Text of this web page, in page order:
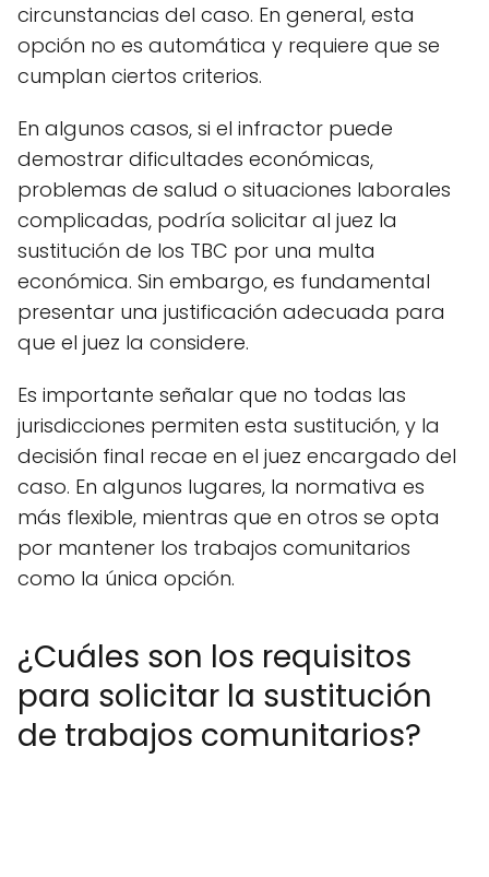
circunstancias del caso. En general, esta
opción no es automática y requiere que se
cumplan ciertos criterios.
En algunos casos, si el infractor puede
demostrar dificultades económicas,
problemas de salud o situaciones laborales
complicadas, podría solicitar al juez la
sustitución de los TBC por una multa
económica. Sin embargo, es fundamental
presentar una justificación adecuada para
que el juez la considere.
Es importante señalar que no todas las
jurisdicciones permiten esta sustitución, y la
decisión final recae en el juez encargado del
caso. En algunos lugares, la normativa es
más flexible, mientras que en otros se opta
por mantener los trabajos comunitarios
como la única opción.
¿Cuáles son los requisitos
para solicitar la sustitución
de trabajos comunitarios?